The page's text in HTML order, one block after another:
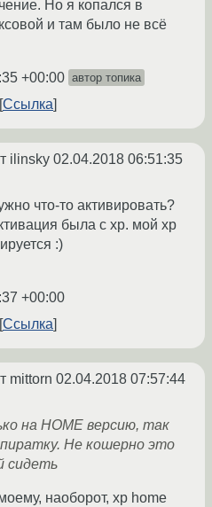
Но я копался в
и там было не всё
+00:00 автор топика
Ссылка
ilinsky 02.04.2018 06:51:35
что-то активировать?
была с xp. мой xp
:)
+00:00
Ссылка
mittorn 02.04.2018 07:57:44
на HOME версию, так
Не кошерно это
сидеть
наоборот, xp home